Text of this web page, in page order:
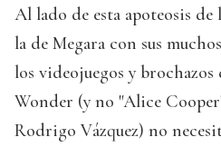
Al lado de esta apoteosis de
la de Megara con sus
los videojuegos y
Wonder (y no "Alice
Rodrigo Vázquez) no